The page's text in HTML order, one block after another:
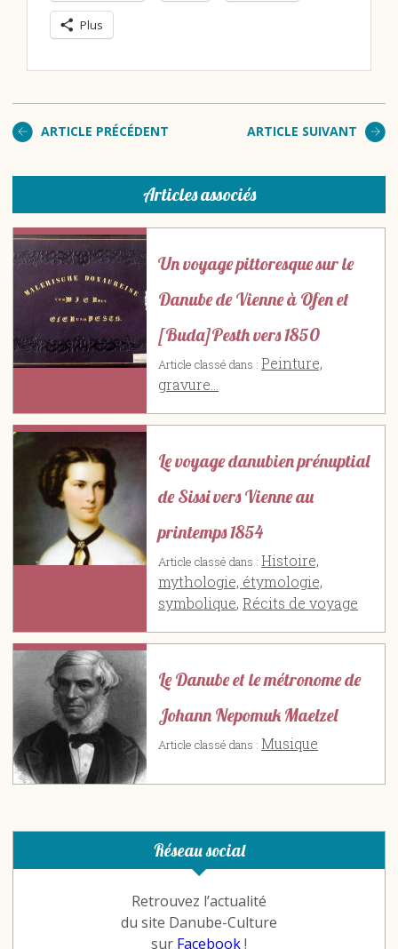
Plus
ARTICLE PRÉCÉDENT ARTICLE SUIVANT
Articles associés
Un voyage pittoresque sur le
Danube de Vienne à Ofen et
[Buda]Pesth vers 1850
Article classé dans : Peinture,
gravure...
Le voyage danubien prénuptial
de Sissi vers Vienne au
printemps 1854
Article classé dans : Histoire,
mythologie, étymologie,
symbolique,Récits de voyage
Le Danube et le métronome de
Johann Nepomuk Maelzel
Article classé dans : Musique
Réseau social
Retrouvez l’actualité
du site Danube-Culture
sur Facebook!